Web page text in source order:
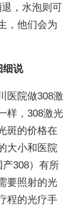
，水泡则可
，他们会为
细说
医院做308激
样，308激光
斑的价格在
大小和医院
308）有所
要照射的光
程的光疗手